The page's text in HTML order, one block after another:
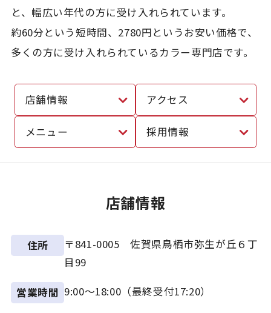
と、幅広い年代の方に受け入れられています。
約60分という短時間、2780円というお安い価格で、
多くの方に受け入れられているカラー専門店です。
店舗情報 アクセス
メニュー 採用情報
店舗情報
住所
〒841-0005 佐賀県鳥栖市弥生が丘６丁
目99
営業時間 9:00～18:00（最終受付17:20）